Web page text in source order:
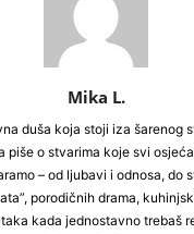
Mika L.
duša koja stoji iza šarenog
piše o stvarima koje svi
– od ljubavi i odnosa, do
porodičnih drama,
kada jednostavno trebaš